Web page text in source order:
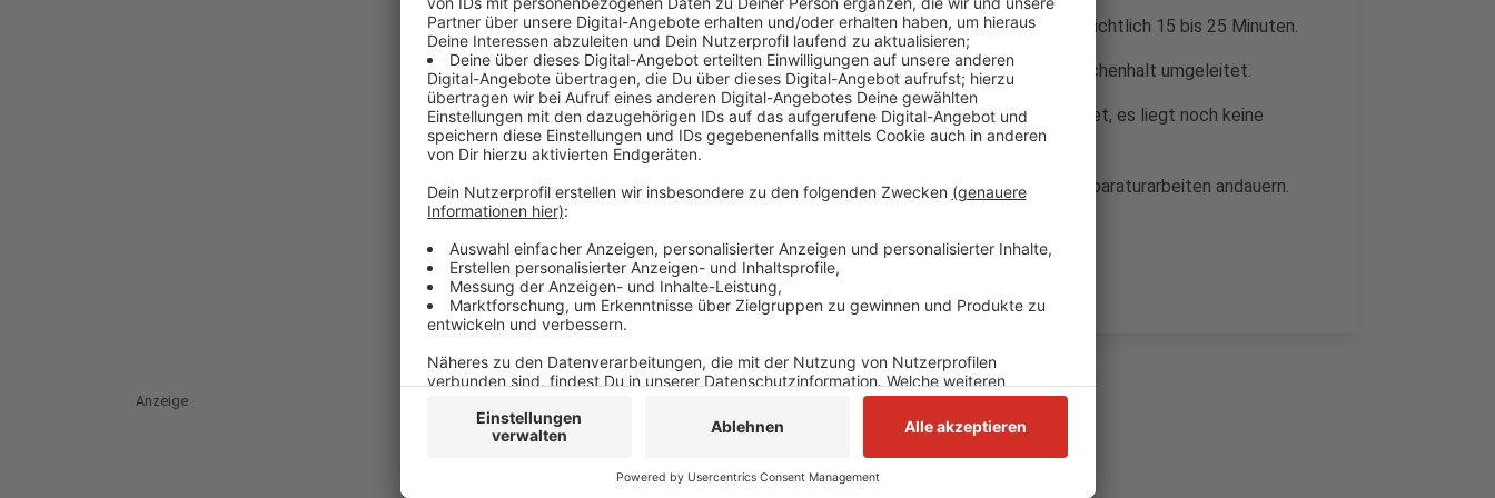
Die S-Bahnen verspäten sich darum in Richtung Essen um voraussichtlich 15 bis 25 Minuten.
Von Essen Hbf bis Düsseldorf Hbf werden wird die S6 ohne Zwischenhalt umgeleitet.
Es wird an der Einrichtung eines Schienenersatzverkehrs gearbeitet, es liegt noch keine
Bestätigung vor.
Bisher gibt es noch keine Informationen darüber, wie lange die Reparaturarbeiten andauern.
Anzeige